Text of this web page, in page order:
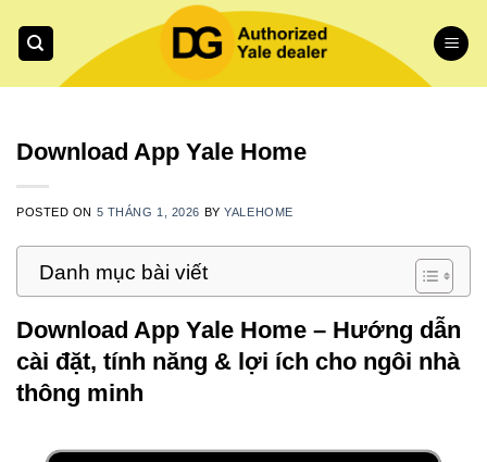
content
Download App Yale Home
POSTED ON 5 THÁNG 1, 2026 BYYALEHOME
Danh mục bài viết
Download App Yale Home – Hướng dẫn
cài đặt, tính năng & lợi ích cho ngôi nhà
thông minh